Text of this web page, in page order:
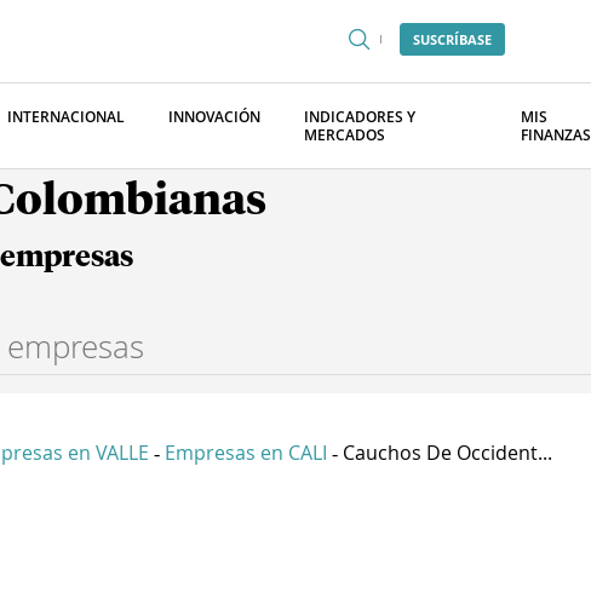
SUSCRÍBASE
INTERNACIONAL INNOVACIÓN
INDICADORES Y
MERCADOS
MIS
FINANZAS
en VALLE - Empresas en CALI - Cauchos De Occident...